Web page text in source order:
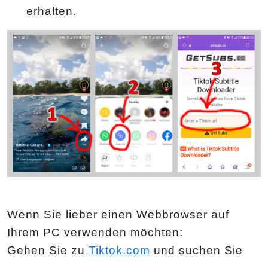
erhalten.
Wenn Sie lieber einen Webbrowser auf
Ihrem PC verwenden möchten:
Gehen Sie zu Tiktok.com und suchen Sie